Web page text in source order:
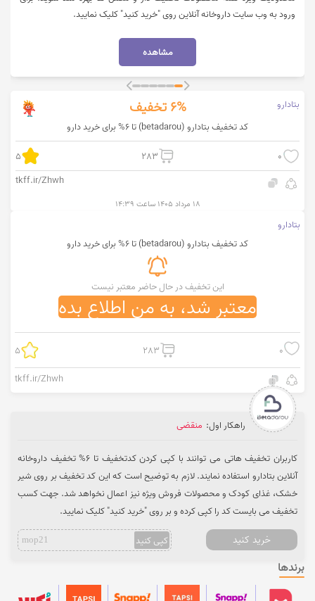
ورود به وب سایت داروخانه آنلاین روی "خرید کنید" کلیک نمایید.
مشاهده
بتادارو 6% تخفیف
کد تخفیف بتادارو (betadarou) تا 6% برای خرید دارو
0
283
5
tkff.ir/Zhwh
۱۸ مرداد ۱۴۰۵ ساعت ۱۴:۳۹
بتادارو
کد تخفیف بتادارو (betadarou) تا 6% برای خرید دارو
این تخفیف در حال حاضر معتبر نیست
معتبر شد، به من اطلاع بده
0
283
5
tkff.ir/Zhwh
راهکار اول: منقضی
کاربران تخفیف هاتی می توانند با کپی کردن کدتخفیف تا 6% تخفیف داروخانه
آنلاین بتادارو استفاده نمایند. لازم به توضیح است که این کد تخفیف بر روی شیر
خشک، غذای کودک و محصولات فروش ویژه نیز اعمال نخواهد شد. جهت کسب
تخفیف می بایست کد را کپی کرده و بر روی "خرید کنید" کلیک نمایید.
خرید کنید کپی کنید mop21
برندها